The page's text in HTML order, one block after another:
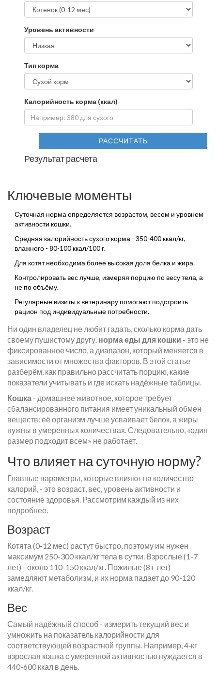
Уровень активности
Тип корма
Калорийность корма (ккал)
РАССЧИТАТЬ
Результат расчета
Ключевые моменты
Суточная норма определяется возрастом, весом и уровнем
активности кошки.
Средняя калорийность сухого корма - 350-400 ккал/кг,
влажного - 80-100 ккал/100 г.
Для котят необходима более высокая доля белка и жира.
Контролировать вес лучше, измеряя порцию по весу тела, а
не по объёму.
Регулярные визиты к ветеринару помогают подстроить
рацион под индивидуальные потребности.
Ни один владелец не любит гадать, сколько корма дать
своему пушистому другу. норма еды для кошки - это не
фиксированное число, а диапазон, который меняется в
зависимости от множества факторов. В этой статье
разберём, как правильно рассчитать порцию, какие
показатели учитывать и где искать надёжные таблицы.
Кошка - домашнее животное, которое требует
сбалансированного питания имеет уникальный обмен
веществ: её организм лучше усваивает белок, а жиры
нужны в умеренных количествах. Следовательно, «один
размер подходит всем» не работает.
Что влияет на суточную норму?
Главные параметры, которые влияют на количество
калорий, - это возраст, вес, уровень активности и
состояние здоровья. Рассмотрим каждый из них
подробнее.
Возраст
Котята (0-12 мес) растут быстро, поэтому им нужен
максимум 250-300 ккал/кг тела в сутки. Взрослые (1-7
лет) - около 110-150 ккал/кг. Пожилые (8+ лет)
замедляют метаболизм, и их норма падает до 90-120
ккал/кг.
Вес
Самый надёжный способ - измерить текущий вес и
умножить на показатель калорийности для
соответствующей возрастной группы. Например, 4‑кг
взрослая кошка с умеренной активностью нуждается в
440-600 ккал в день.